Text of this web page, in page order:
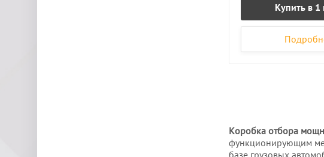
Купить в 1
Коробка отбора
функционирующим
базе грузовых